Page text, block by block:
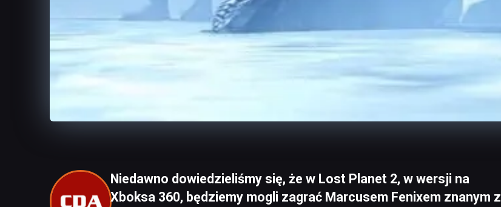
Niedawno dowiedzieliśmy się, że w Lost Planet 2, w wersji na
Xboksa 360, będziemy mogli zagrać Marcusem Fenixem znanym z